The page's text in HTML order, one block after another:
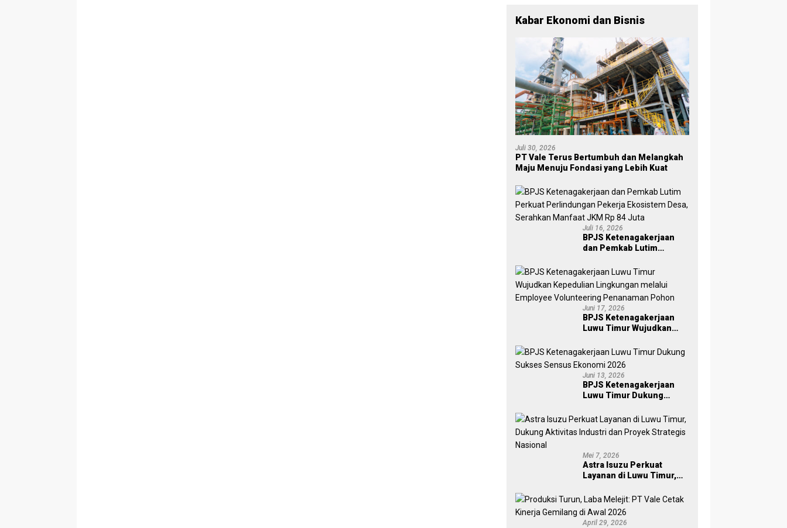
Tujuan
Tetap
Mensejaht
erakan
Rakyat
Kabar Ekonomi dan Bisnis
Juli 30, 2026
PT Vale Terus Bertumbuh dan Melangkah
Maju Menuju Fondasi yang Lebih Kuat
Juli 16, 2026
BPJS Ketenagakerjaan
dan Pemkab Lutim
Pekerja Ekosistem Desa,
Serahkan Manfaat JKM Rp
84 Juta
Juni 17, 2026
BPJS Ketenagakerjaan
Luwu Timur Wujudkan
melalui Employee
Volunteering Penanaman
Pohon
Juni 13, 2026
BPJS Ketenagakerjaan
Luwu Timur Dukung
2026
Mei 7, 2026
Astra Isuzu Perkuat
Layanan di Luwu Timur,
dan Proyek Strategis
Nasional
April 29, 2026